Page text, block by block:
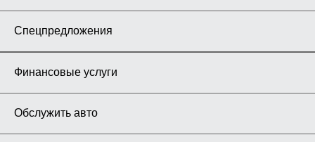
Спецпредложения
Финансовые услуги
Обслужить авто